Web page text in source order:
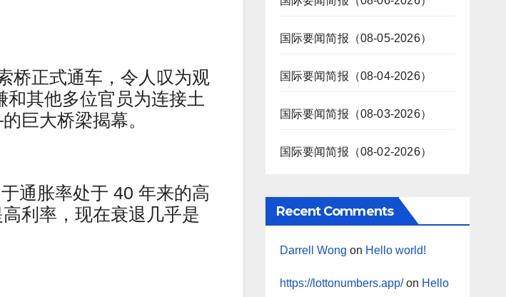
桥正式通车，令人叹为观
和其他多位官员为连接土
大桥梁揭幕。
通胀率处于 40 年来的高
利率，现在衰退几乎是
国际要闻简报（08-05-2026）
国际要闻简报（08-04-2026）
国际要闻简报（08-03-2026）
国际要闻简报（08-02-2026）
Recent Comments
Darrell Wong on Hello world!
https://lottonumbers.app/on Hello